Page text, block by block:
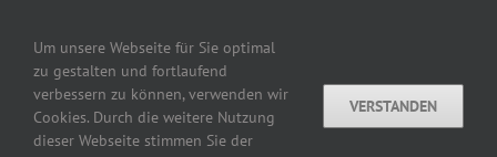
Copyright © 2007–2026 by tram-bus-basel.ch / Dominik
Madörin, CH-Ettingen www.tram-bus-basel.ch Alle Rechte
Um unsere Webseite für Sie optimal
zu gestalten und fortlaufend
verbessern zu können, verwenden wir
Cookies. Durch die weitere Nutzung
dieser Webseite stimmen Sie der
VERSTANDEN